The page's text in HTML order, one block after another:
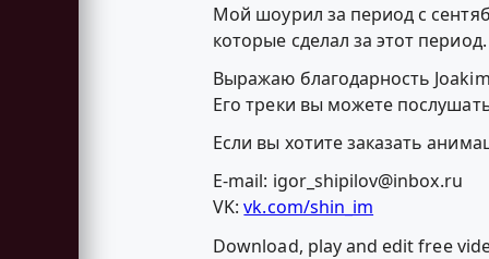
Мой шоурил за период с
которые сделал за этот период.
Выражаю благодарность
Его треки вы можете
Если вы хотите заказать
E-mail: igor_shipilov@inbox.ru
VK:vk.com/shin_im
Download, play and edit free